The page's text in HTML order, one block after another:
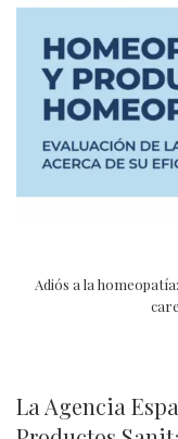
Adiós a la
La Agencia